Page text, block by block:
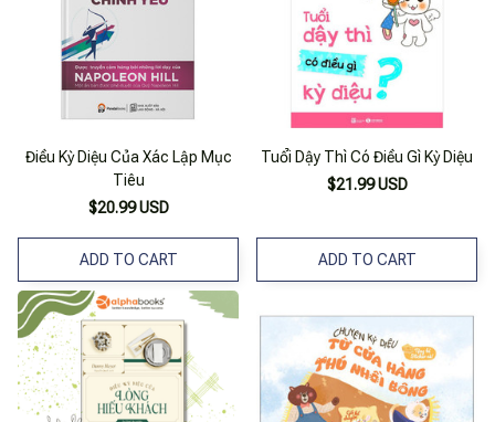
Điều Kỳ Diệu Của Xác Lập Mục
Tiêu
$20.99 USD
ADD TO CART
Tuổi Dậy Thì Có Điều Gì Kỳ Diệu
$21.99 USD
ADD TO CART